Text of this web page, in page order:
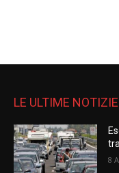
LE ULTIME NOTIZIE
8